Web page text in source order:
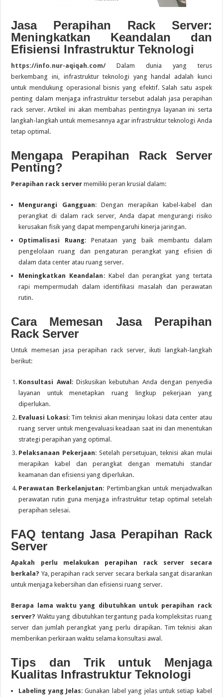
Jasa Perapihan Rack Server:
Meningkatkan Keandalan dan
Efisiensi Infrastruktur Teknologi
https://info.nur-aqiqah.com/Dalam dunia yang terus
berkembang ini, infrastruktur teknologi yang handal adalah kunci
untuk mendukung operasional bisnis yang efektif. Salah satu aspek
penting dalam menjaga infrastruktur tersebut adalah jasa perapihan
rack server. Artikel ini akan membahas pentingnya layanan ini serta
langkah-langkah untuk memesannya agar infrastruktur teknologi Anda
tetap optimal.
Mengapa Perapihan Rack Server
Penting?
Perapihan rack server memiliki peran krusial dalam:
Mengurangi Gangguan: Dengan merapikan kabel-kabel dan
perangkat di dalam rack server, Anda dapat mengurangi risiko
kerusakan fisik yang dapat mempengaruhi kinerja jaringan.
Optimalisasi Ruang: Penataan yang baik membantu dalam
pengelolaan ruang dan pengaturan perangkat yang efisien di
dalam data center atau ruang server.
Meningkatkan Keandalan : Kabel dan perangkat yang tertata
rapi mempermudah dalam identifikasi masalah dan perawatan
rutin.
Cara Memesan Jasa Perapihan
Rack Server
Untuk memesan jasa perapihan rack server, ikuti langkah-langkah
berikut:
Konsultasi Awal : Diskusikan kebutuhan Anda dengan penyedia
layanan untuk menetapkan ruang lingkup pekerjaan yang
diperlukan.
Evaluasi Lokasi: Tim teknisi akan meninjau lokasi data center atau
ruang server untuk mengevaluasi keadaan saat ini dan menentukan
strategi perapihan yang optimal.
Pelaksanaan Pekerjaan: Setelah persetujuan, teknisi akan mulai
merapikan kabel dan perangkat dengan mematuhi standar
keamanan dan efisiensi yang diperlukan.
Perawatan Berkelanjutan: Pertimbangkan untuk menjadwalkan
perawatan rutin guna menjaga infrastruktur tetap optimal setelah
perapihan selesai.
FAQ tentang Jasa Perapihan Rack
Server
Apakah perlu melakukan perapihan rack server secara
berkala? Ya, perapihan rack server secara berkala sangat disarankan
untuk menjaga kebersihan dan efisiensi ruang server.
Berapa lama waktu yang dibutuhkan untuk perapihan rack
server? Waktu yang dibutuhkan tergantung pada kompleksitas ruang
server dan jumlah perangkat yang perlu dirapikan. Tim teknisi akan
memberikan perkiraan waktu selama konsultasi awal.
Tips dan Trik untuk Menjaga
Kualitas Infrastruktur Teknologi
Labeling yang Jelas: Gunakan label yang jelas untuk setiap kabel